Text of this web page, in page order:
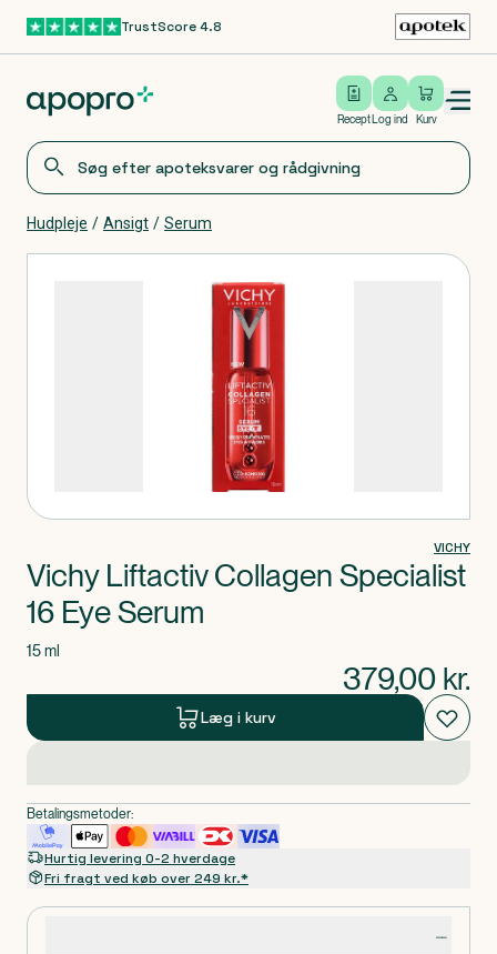
Gå til hovedindholdTrustScore 4.8
Recept
Log ind
Log ind Kurv
Open/close menu
Hudpleje / Ansigt / Serum
VICHY
Vichy Liftactiv Collagen Specialist
16 Eye Serum
15 ml
379,00 kr.
Læg i kurv
Betalingsmetoder:
Hurtig levering 0-2 hverdage
Fri fragt ved køb over 249 kr.*